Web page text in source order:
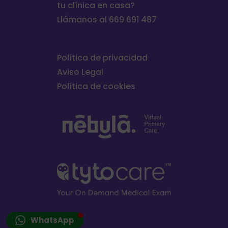
WhatsApp
tu clínica en casa?
Llámanos al 669 691 487
Política de privacidad
Aviso Legal
Política de cookies